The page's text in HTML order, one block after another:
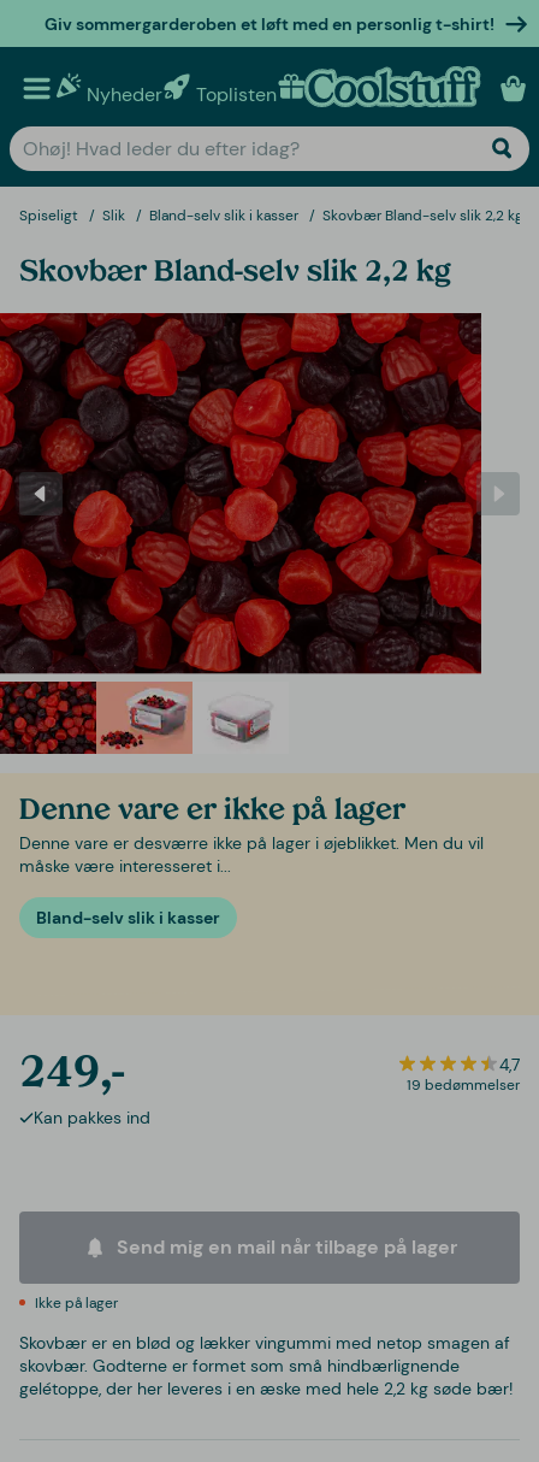
Giv sommergarderoben et løft med en personlig t-shirt!
Nyheder Toplisten Personlige gaver
Spiseligt Slik Bland-selv slik i kasser Skovbær Bland-selv slik 2,2 kg
Skovbær Bland-selv slik 2,2 kg
Denne vare er ikke på lager
Denne vare er desværre ikke på lager i øjeblikket. Men du vil
måske være interesseret i...
Bland-selv slik i kasser
249,- 4,7
19 bedømmelser
Kan pakkes ind
Send mig en mail når tilbage på lager
Ikke på lager
Skovbær er en blød og lækker vingummi med netop smagen af
skovbær. Godterne er formet som små hindbærlignende
gelétoppe, der her leveres i en æske med hele 2,2 kg søde bær!